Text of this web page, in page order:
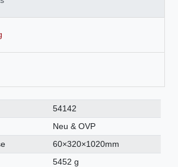
54142
Neu & OVP
60×320×1020mm
5452 g